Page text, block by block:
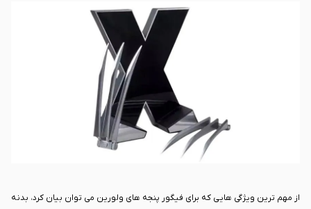
به نمونه های سینمایی تولید شده است.
از مهم ترین ویژگی هایی که برای فیگور پنجه های ولورین می توان بیان کرد، بدنه